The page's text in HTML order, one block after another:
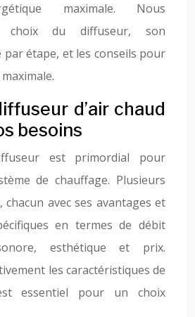
maximale. Nous
choix du diffuseur, son
étape, et les conseils pour
d’air chaud
besoins
est primordial pour
de chauffage. Plusieurs
chacun avec ses avantages et
en termes de débit
esthétique et prix.
les caractéristiques de
essentiel pour un choix